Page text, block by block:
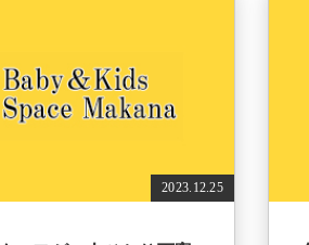
2023.12.25